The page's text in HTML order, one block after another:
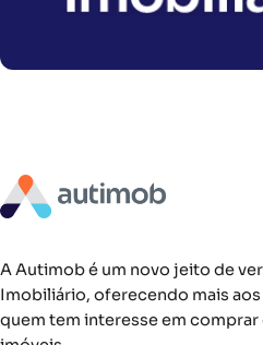
A Autimob é um novo jeito de
Imobiliário, oferecendo mais
quem tem interesse em comprar